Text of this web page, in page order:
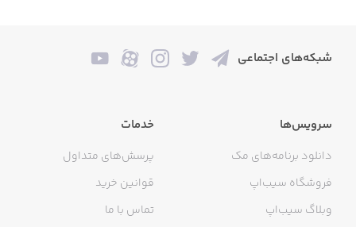
CROP PHOTO
شبکه‌های اجتماعی
سرویس‌ها
دانلود برنامه‌های مک
فروشگاه سیب‌اپ
وبلاگ سیب‌اپ
خدمات
پرسش‌های متداول
قوانین خرید
تماس با ما